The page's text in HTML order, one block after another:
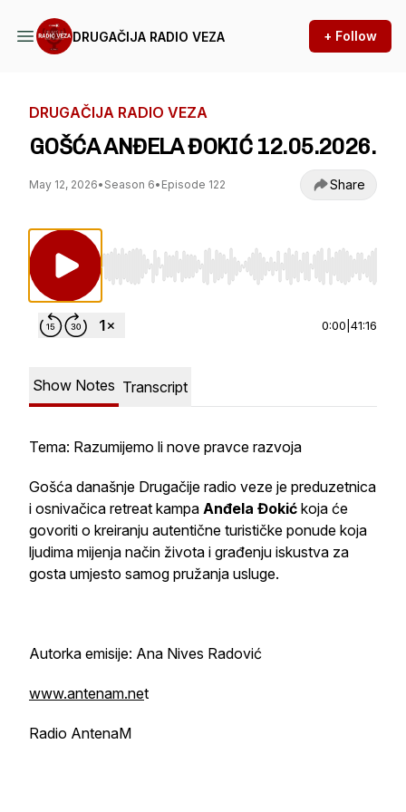
DRUGAČIJA RADIO VEZA + Follow
DRUGAČIJA RADIO VEZA
GOŠĆA ANĐELA ĐOKIĆ 12.05.2026.
May 12, 2026• Season 6• Episode 122 Share
Use Left/Right to seek, Home/End to jump to
0:00 41:16
Show Notes Transcript
Tema: Razumijemo li nove pravce razvoja
Gošća današnje Drugačije radio veze je preduzetnica
i osnivačica retreat kampa Anđela Đokić koja će
govoriti o kreiranju autentične turističke ponude koja
ljudima mijenja način života i građenju iskustva za
gosta umjesto samog pružanja usluge.
Autorka emisije: Ana Nives Radović
www.antenam.net
Radio AntenaM